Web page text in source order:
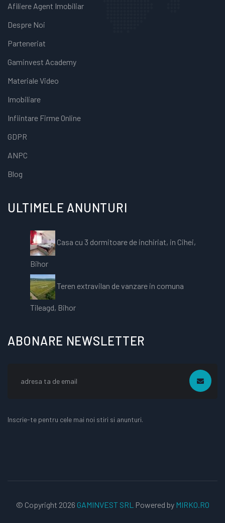
Afiliere Agent Imobiliar
Despre Noi
Parteneriat
Gaminvest Academy
Materiale Video
Imobiliare
Infiintare Firme Online
GDPR
ANPC
Blog
ULTIMELE ANUNTURI
Casa cu 3 dormitoare de inchiriat, in Cihei,
Bihor
Teren extravilan de vanzare in comuna
Tileagd, Bihor
ABONARE NEWSLETTER
Inscrie-te pentru cele mai noi stiri si anunturi.
© Copyright 2026 GAMINVEST SRL Powered by MIRKO.RO